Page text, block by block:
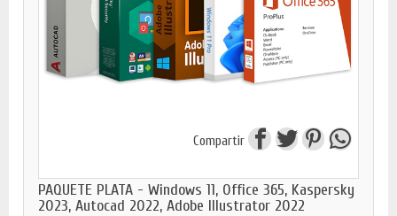
Compartir
PAQUETE PLATA - Windows 11, Office 365, Kaspersky
2023, Autocad 2022, Adobe Illustrator 2022